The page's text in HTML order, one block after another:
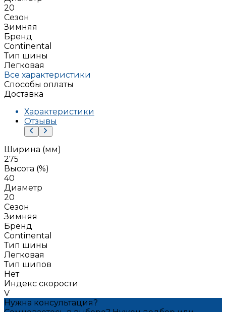
20
Сезон
Зимняя
Бренд
Continental
Тип шины
Легковая
Все характеристики
Способы оплаты
Доставка
Характеристики
Отзывы
Ширина (мм)
275
Высота (%)
40
Диаметр
20
Сезон
Зимняя
Бренд
Continental
Тип шины
Легковая
Тип шипов
Нет
Индекс скорости
V
Нужна консультация?